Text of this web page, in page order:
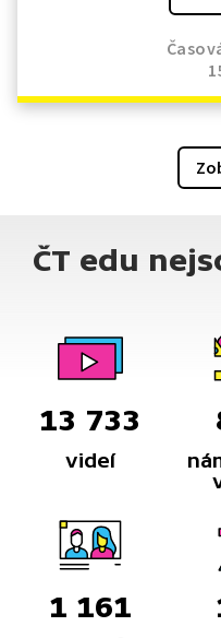
ČT edu
13 733
videí
1 161